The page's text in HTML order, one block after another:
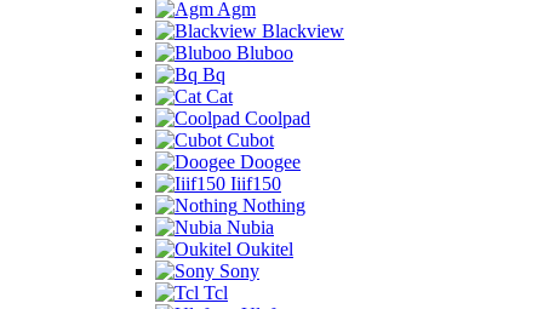
Agm
Blackview
Bluboo
Bq
Cat
Coolpad
Cubot
Doogee
Iiif150
Nothing
Nubia
Oukitel
Sony
Tcl